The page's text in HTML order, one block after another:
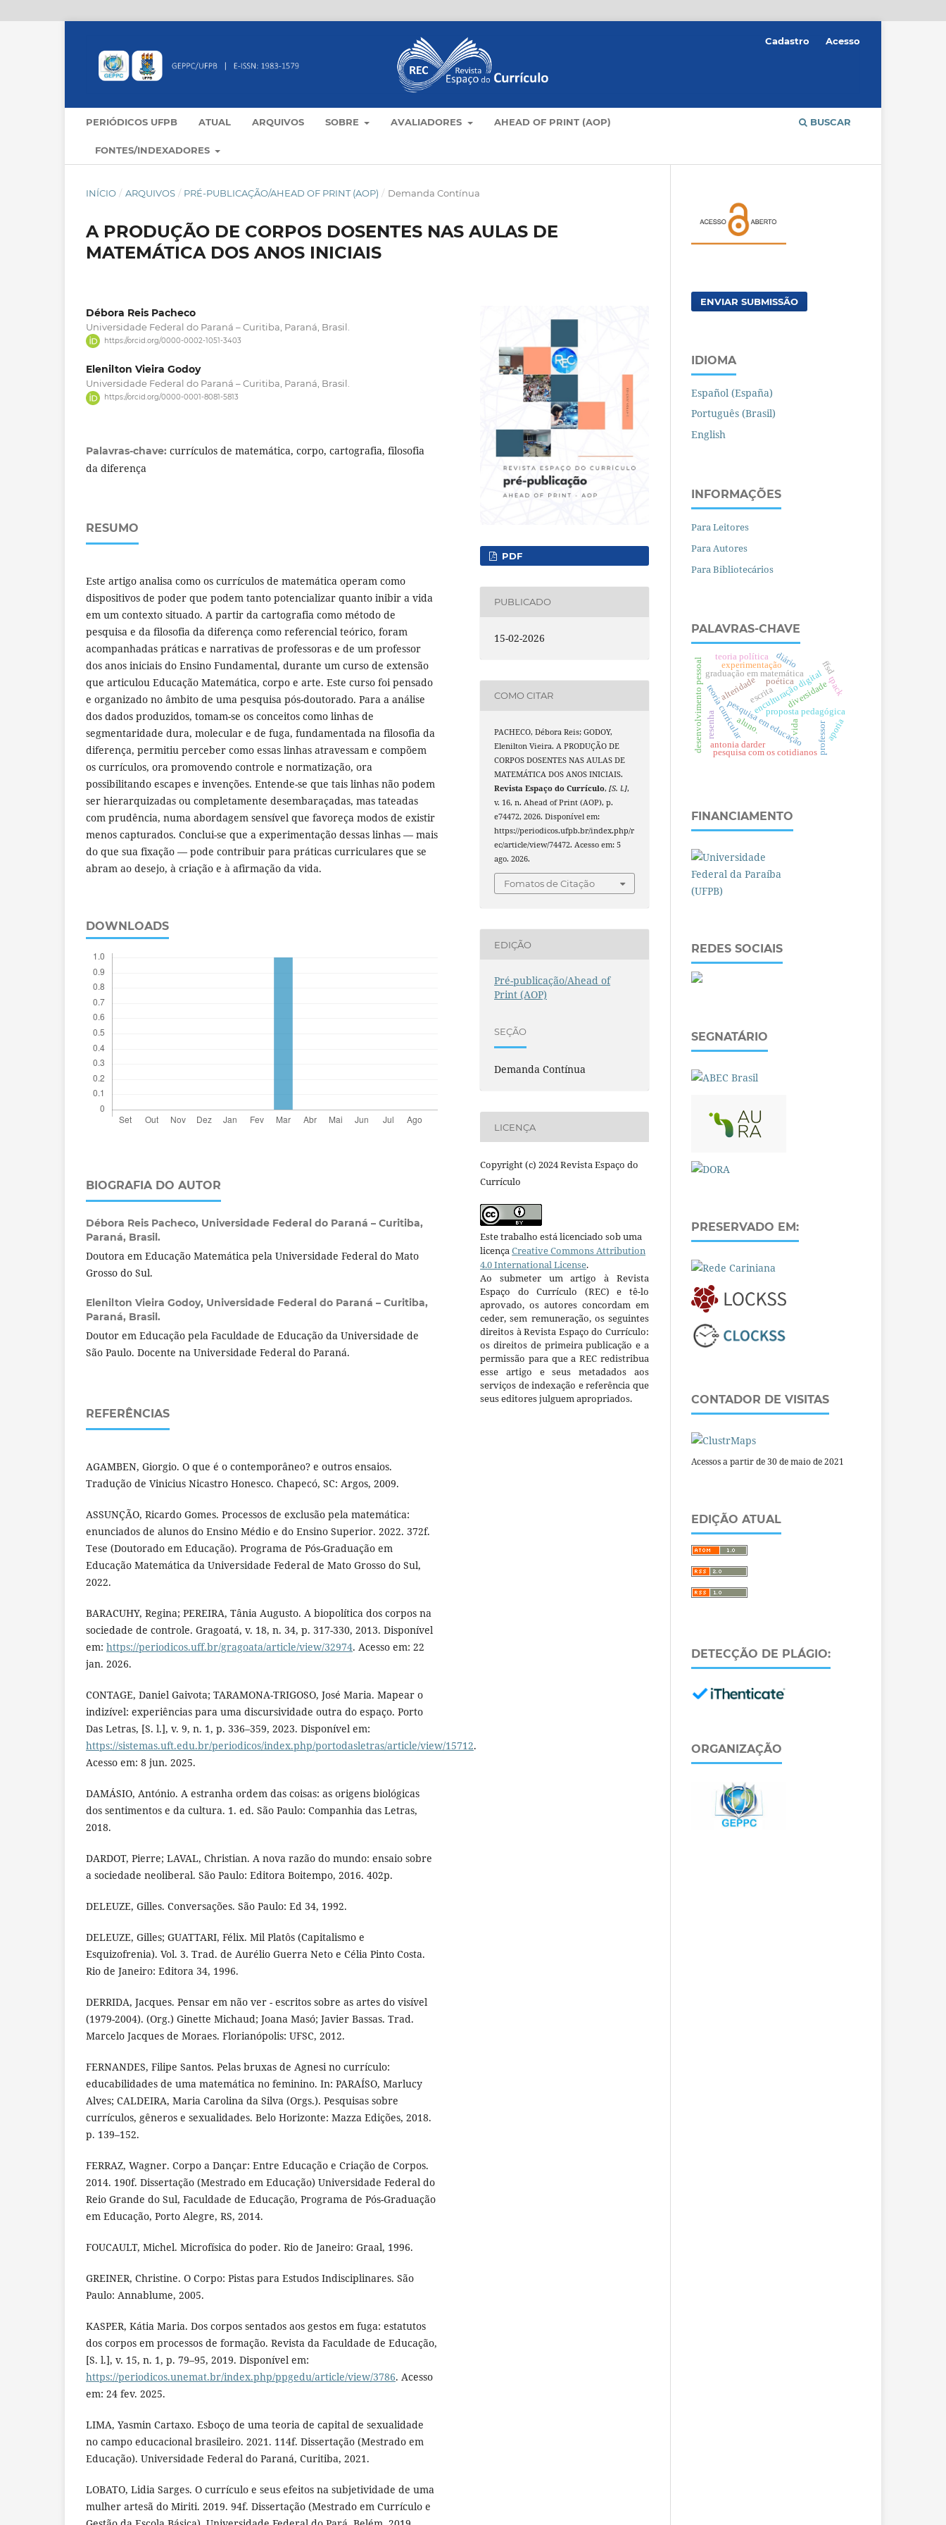
PERIÓDICOS UFPB ATUAL ARQUIVOS SOBRE AVALIADORES AHEAD OF PRINT (AOP)
FONTES/INDEXADORES
BUSCAR
Cadastro Acesso
INÍCIO / ARQUIVOS / PRÉ-PUBLICAÇÃO/AHEAD OF PRINT (AOP) / Demanda Contínua
A PRODUÇÃO DE CORPOS DOSENTES NAS AULAS DE
MATEMÁTICA DOS ANOS INICIAIS
Débora Reis Pacheco
Universidade Federal do Paraná – Curitiba, Paraná, Brasil.
https://orcid.org/0000-0002-1051-3403
Elenilton Vieira Godoy
Universidade Federal do Paraná – Curitiba, Paraná, Brasil.
https://orcid.org/0000-0001-8081-5813
Palavras-chave: currículos de matemática, corpo, cartografia, filosofia
da diferença
RESUMO
Este artigo analisa como os currículos de matemática operam como
dispositivos de poder que podem tanto potencializar quanto inibir a vida
em um contexto situado. A partir da cartografia como método de
pesquisa e da filosofia da diferença como referencial teórico, foram
acompanhadas práticas e narrativas de professoras e de um professor
dos anos iniciais do Ensino Fundamental, durante um curso de extensão
que articulou Educação Matemática, corpo e arte. Este curso foi pensado
e organizado no âmbito de uma pesquisa pós-doutorado. Para a análise
dos dados produzidos, tomam-se os conceitos como linhas de
segmentaridade dura, molecular e de fuga, fundamentada na filosofia da
diferença, permitiu perceber como essas linhas atravessam e compõem
os currículos, ora promovendo controle e normatização, ora
possibilitando escapes e invenções. Entende-se que tais linhas não podem
ser hierarquizadas ou completamente desembaraçadas, mas tateadas
com prudência, numa abordagem sensível que favoreça modos de existir
menos capturados. Conclui-se que a experimentação dessas linhas — mais
do que sua fixação — pode contribuir para práticas curriculares que se
abram ao desejo, à criação e à afirmação da vida.
DOWNLOADS
BIOGRAFIA DO AUTOR
Débora Reis Pacheco, Universidade Federal do Paraná – Curitiba,
Paraná, Brasil.
Doutora em Educação Matemática pela Universidade Federal do Mato
Grosso do Sul.
Elenilton Vieira Godoy, Universidade Federal do Paraná – Curitiba,
Paraná, Brasil.
Doutor em Educação pela Faculdade de Educação da Universidade de
São Paulo. Docente na Universidade Federal do Paraná.
REFERÊNCIAS
AGAMBEN, Giorgio. O que é o contemporâneo? e outros ensaios.
Tradução de Vinicius Nicastro Honesco. Chapecó, SC: Argos, 2009.
ASSUNÇÃO, Ricardo Gomes. Processos de exclusão pela matemática:
enunciados de alunos do Ensino Médio e do Ensino Superior. 2022. 372f.
Tese (Doutorado em Educação). Programa de Pós-Graduação em
Educação Matemática da Universidade Federal de Mato Grosso do Sul,
2022.
BARACUHY, Regina; PEREIRA, Tânia Augusto. A biopolítica dos corpos na
sociedade de controle. Gragoatá, v. 18, n. 34, p. 317-330, 2013. Disponível
em: https://periodicos.uff.br/gragoata/article/view/32974. Acesso em: 22
jan. 2026.
CONTAGE, Daniel Gaivota; TARAMONA-TRIGOSO, José Maria. Mapear o
indizível: experiências para uma discursividade outra do espaço. Porto
Das Letras, [S. l.], v. 9, n. 1, p. 336–359, 2023. Disponível em:
https://sistemas.uft.edu.br/periodicos/index.php/portodasletras/article/view/15712.
Acesso em: 8 jun. 2025.
DAMÁSIO, António. A estranha ordem das coisas: as origens biológicas
dos sentimentos e da cultura. 1. ed. São Paulo: Companhia das Letras,
2018.
DARDOT, Pierre; LAVAL, Christian. A nova razão do mundo: ensaio sobre
a sociedade neoliberal. São Paulo: Editora Boitempo, 2016. 402p.
DELEUZE, Gilles. Conversações. São Paulo: Ed 34, 1992.
DELEUZE, Gilles; GUATTARI, Félix. Mil Platôs (Capitalismo e
Esquizofrenia). Vol. 3. Trad. de Aurélio Guerra Neto e Célia Pinto Costa.
Rio de Janeiro: Editora 34, 1996.
DERRIDA, Jacques. Pensar em não ver - escritos sobre as artes do visível
(1979-2004). (Org.) Ginette Michaud; Joana Masó; Javier Bassas. Trad.
Marcelo Jacques de Moraes. Florianópolis: UFSC, 2012.
FERNANDES, Filipe Santos. Pelas bruxas de Agnesi no currículo:
educabilidades de uma matemática no feminino. In: PARAÍSO, Marlucy
Alves; CALDEIRA, Maria Carolina da Silva (Orgs.). Pesquisas sobre
currículos, gêneros e sexualidades. Belo Horizonte: Mazza Edições, 2018.
p. 139–152.
FERRAZ, Wagner. Corpo a Dançar: Entre Educação e Criação de Corpos.
2014. 190f. Dissertação (Mestrado em Educação) Universidade Federal do
Reio Grande do Sul, Faculdade de Educação, Programa de Pós-Graduação
em Educação, Porto Alegre, RS, 2014.
FOUCAULT, Michel. Microfísica do poder. Rio de Janeiro: Graal, 1996.
GREINER, Christine. O Corpo: Pistas para Estudos Indisciplinares. São
Paulo: Annablume, 2005.
KASPER, Kátia Maria. Dos corpos sentados aos gestos em fuga: estatutos
dos corpos em processos de formação. Revista da Faculdade de Educação,
[S. l.], v. 15, n. 1, p. 79–95, 2019. Disponível em:
https://periodicos.unemat.br/index.php/ppgedu/article/view/3786. Acesso
em: 24 fev. 2025.
LIMA, Yasmin Cartaxo. Esboço de uma teoria de capital de sexualidade
no campo educacional brasileiro. 2021. 114f. Dissertação (Mestrado em
Educação). Universidade Federal do Paraná, Curitiba, 2021.
LOBATO, Lidia Sarges. O currículo e seus efeitos na subjetividade de uma
mulher artesã do Miriti. 2019. 94f. Dissertação (Mestrado em Currículo e
PDF
PUBLICADO
15-02-2026
COMO CITAR
PACHECO, Débora Reis; GODOY,
Elenilton Vieira. A PRODUÇÃO DE
CORPOS DOSENTES NAS AULAS DE
MATEMÁTICA DOS ANOS INICIAIS.
Revista Espaço do Currículo,[S. l.],
v. 16, n. Ahead of Print (AOP), p.
e74472, 2026. Disponível em:
https://periodicos.ufpb.br/index.php/r
ec/article/view/74472. Acesso em: 5
ago. 2026.
Fomatos de Citação
EDIÇÃO
Pré-publicação/Ahead of
Print (AOP)
SEÇÃO
Demanda Contínua
LICENÇA
Copyright (c) 2024 Revista Espaço do
Currículo
Este trabalho está licenciado sob uma
licençaCreative Commons Attribution
4.0 International License.
Ao submeter um artigo à Revista
Espaço do Currículo (REC) e tê-lo
aprovado, os autores concordam em
ceder, sem remuneração, os seguintes
direitos à Revista Espaço do Currículo:
os direitos de primeira publicação e a
permissão para que a REC redistribua
esse artigo e seus metadados aos
serviços de indexação e referência que
seus editores julguem apropriados.
ENVIAR SUBMISSÃO
IDIOMA
Español (España)
Português (Brasil)
English
INFORMAÇÕES
Para Leitores
Para Autores
Para Bibliotecários
PALAVRAS-CHAVE
proposta pedagógica
enculturação digital
pesquisa em educação
escrita
pesquisa com os cotidianos
diversidade
graduação em matemática
tpack
alteridade poética
teoria curricular
ffsd
vida
experimentação
professor
aluno.
antonia darder
resenha
desenvolvimento pessoal diário
aporia
teoria política
FINANCIAMENTO
REDES SOCIAIS
SEGNATÁRIO
PRESERVADO EM:
CONTADOR DE VISITAS
Acessos a partir de 30 de maio de 2021
EDIÇÃO ATUAL
DETECÇÃO DE PLÁGIO:
ORGANIZAÇÃO